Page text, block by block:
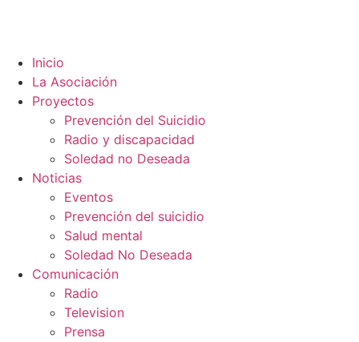
Inicio
La Asociación
Proyectos
Prevención del Suicidio
Radio y discapacidad
Soledad no Deseada
Noticias
Eventos
Prevención del suicidio
Salud mental
Soledad No Deseada
Comunicación
Radio
Television
Prensa